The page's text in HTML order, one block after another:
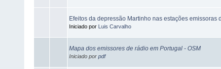
Efeitos da depressão Martinho nas estações emissoras
Iniciado por Luis Carvalho
Mapa dos emissores de rádio em Portugal - OSM
Iniciado por pdf